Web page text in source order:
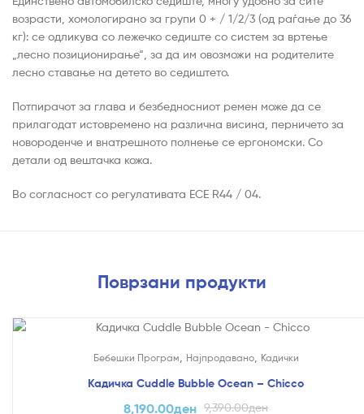
возрасти, хомологирано за групи 0 + / 1/2/3 (од раѓање до 36
кг): се одликува со лежечко седиште со систем за вртење
„лесно позиционирање“, за да им овозможи на родителите
лесно ставање на детето во седиштето.
Потпирачот за глава и безбедносниот ремен може да се
прилагодат истовремено на различна висина, перничето за
новороденче и внатрешното полнење се ергономски. Со
детали од вештачка кожа.
Во согласност со регулативата ECE R44 / 04.
Поврзани продукти
Бебешки Програм Најпродавано, Кадички
Кадичка Cuddle Bubble Ocean – Chicco
9,390.00ден
8,190.00ден